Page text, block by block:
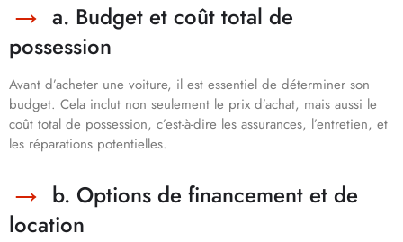
a. Budget et coût total de
possession
Avant d’acheter une voiture, il est essentiel de déterminer son
budget. Cela inclut non seulement le prix d’achat, mais aussi le
coût total de possession, c’est-à-dire les assurances, l’entretien, et
les réparations potentielles.
b. Options de financement et de
location